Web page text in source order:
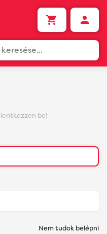
be!
Nem tudok belépni